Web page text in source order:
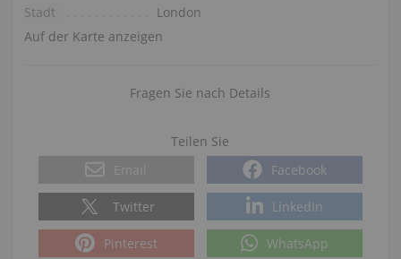
Stadt
London
Auf der Karte anzeigen
Fragen Sie nach Details
Teilen Sie
Email
Facebook
Twitter LinkedIn
Pinterest WhatsApp